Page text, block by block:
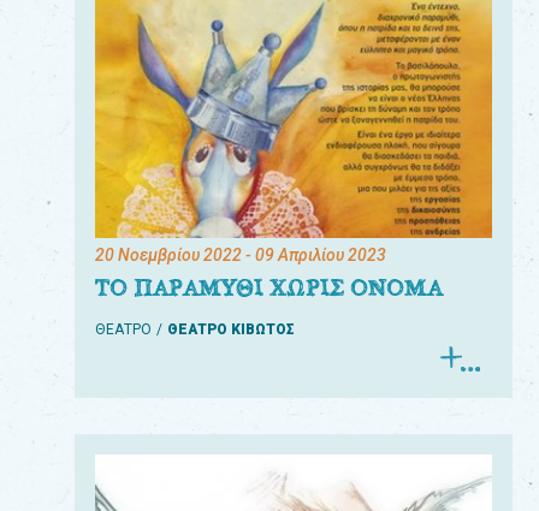
20 Νοεμβρίου 2022- 09 Απριλίου 2023
ΤΟ ΠΑΡΑΜΥΘΙ ΧΩΡΙΣ ΟΝΟΜΑ
ΘΕΑΤΡΟ ΘΕΑΤΡΟ ΚΙΒΩΤΟΣ